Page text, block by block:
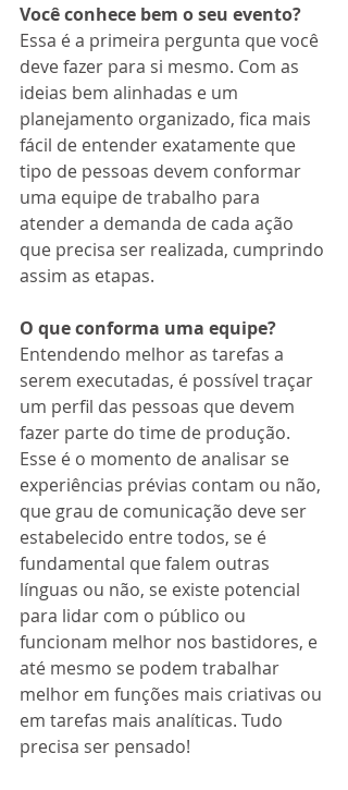
Você conhece bem o seu evento?
Essa é a primeira pergunta que você
deve fazer para si mesmo. Com as
ideias bem alinhadas e um
planejamento organizado, fica mais
fácil de entender exatamente que
tipo de pessoas devem conformar
uma equipe de trabalho para
atender a demanda de cada ação
que precisa ser realizada, cumprindo
assim as etapas.
O que conforma uma equipe?
Entendendo melhor as tarefas a
serem executadas, é possível traçar
um perfil das pessoas que devem
fazer parte do time de produção.
Esse é o momento de analisar se
experiências prévias contam ou não,
que grau de comunicação deve ser
estabelecido entre todos, se é
fundamental que falem outras
línguas ou não, se existe potencial
para lidar com o público ou
funcionam melhor nos bastidores, e
até mesmo se podem trabalhar
melhor em funções mais criativas ou
em tarefas mais analíticas. Tudo
precisa ser pensado!